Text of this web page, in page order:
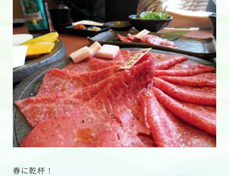
春に乾杯！